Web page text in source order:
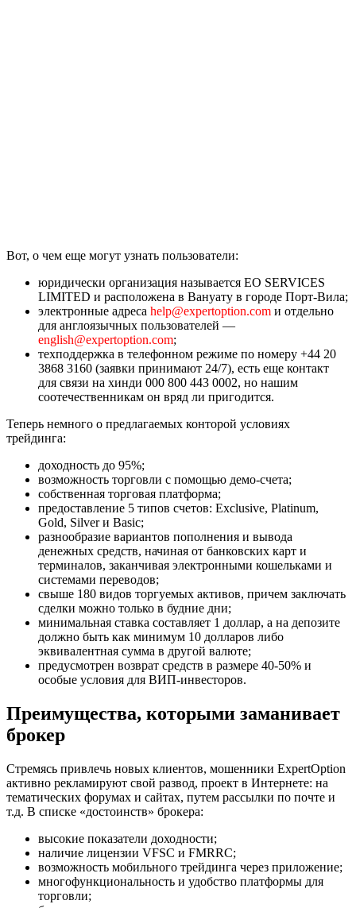
Вот, о чем еще могут узнать пользователи:
юридически организация называется EO SERVICES
LIMITED и расположена в Вануату в городе Порт-Вила;
электронные адреса help@expertoption.com и отдельно
для англоязычных пользователей —
english@expertoption.com;
техподдержка в телефонном режиме по номеру +44 20
3868 3160 (заявки принимают 24/7), есть еще контакт
для связи на хинди 000 800 443 0002, но нашим
соотечественникам он вряд ли пригодится.
Теперь немного о предлагаемых конторой условиях
трейдинга:
доходность до 95%;
возможность торговли с помощью демо-счета;
собственная торговая платформа;
предоставление 5 типов счетов: Exclusive, Platinum,
Gold, Silver и Basic;
разнообразие вариантов пополнения и вывода
денежных средств, начиная от банковских карт и
терминалов, заканчивая электронными кошельками и
системами переводов;
свыше 180 видов торгуемых активов, причем заключать
сделки можно только в будние дни;
минимальная ставка составляет 1 доллар, а на депозите
должно быть как минимум 10 долларов либо
эквивалентная сумма в другой валюте;
предусмотрен возврат средств в размере 40-50% и
особые условия для ВИП-инвесторов.
Преимущества, которыми заманивает
брокер
Стремясь привлечь новых клиентов, мошенники ExpertOption
активно рекламируют свой развод, проект в Интернете: на
тематических форумах и сайтах, путем рассылки по почте и
т.д. В списке «достоинств» брокера:
высокие показатели доходности;
наличие лицензии VFSC и FMRRC;
возможность мобильного трейдинга через приложение;
многофункциональность и удобство платформы для
торговли;